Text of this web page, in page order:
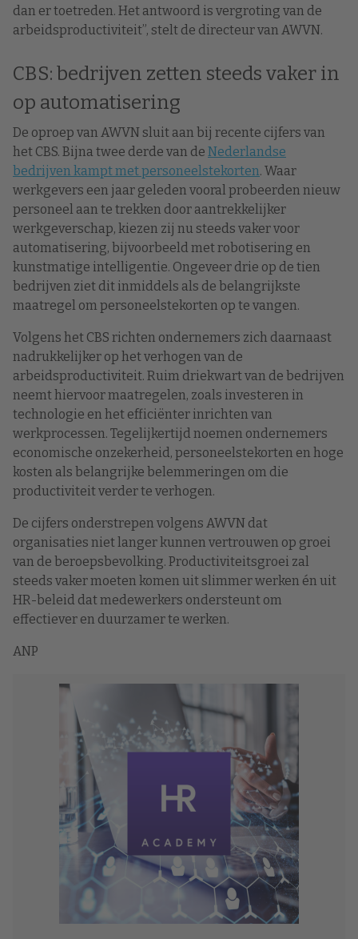
dan er toetreden. Het antwoord is vergroting van de
arbeidsproductiviteit”, stelt de directeur van AWVN.
CBS: bedrijven zetten steeds vaker in
op automatisering
De oproep van AWVN sluit aan bij recente cijfers van
het CBS. Bijna twee derde van de Nederlandse
bedrijven kampt met personeelstekorten. Waar
werkgevers een jaar geleden vooral probeerden nieuw
personeel aan te trekken door aantrekkelijker
werkgeverschap, kiezen zij nu steeds vaker voor
automatisering, bijvoorbeeld met robotisering en
kunstmatige intelligentie. Ongeveer drie op de tien
bedrijven ziet dit inmiddels als de belangrijkste
maatregel om personeelstekorten op te vangen.
Volgens het CBS richten ondernemers zich daarnaast
nadrukkelijker op het verhogen van de
arbeidsproductiviteit. Ruim driekwart van de bedrijven
neemt hiervoor maatregelen, zoals investeren in
technologie en het efficiënter inrichten van
werkprocessen. Tegelijkertijd noemen ondernemers
economische onzekerheid, personeelstekorten en hoge
kosten als belangrijke belemmeringen om die
productiviteit verder te verhogen.
De cijfers onderstrepen volgens AWVN dat
organisaties niet langer kunnen vertrouwen op groei
van de beroepsbevolking. Productiviteitsgroei zal
steeds vaker moeten komen uit slimmer werken én uit
HR-beleid dat medewerkers ondersteunt om
effectiever en duurzamer te werken.
ANP